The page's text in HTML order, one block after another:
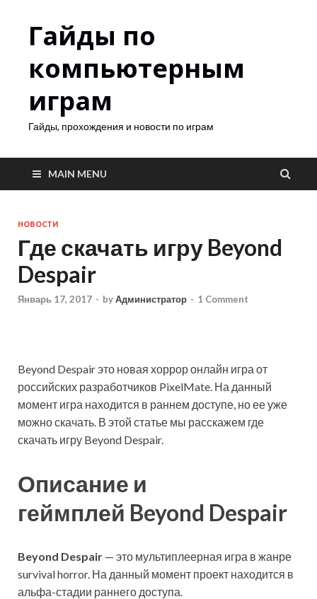
Гайды по
компьютерным
играм
Гайды, прохождения и новости по играм
MAIN MENU
НОВОСТИ
Где скачать игру Beyond
Despair
Январь 17, 2017 - byАдминистратор - 1 Comment
Beyond Despair это новая хоррор онлайн игра от
российских разработчиков PixelMate. На данный
момент игра находится в раннем доступе, но ее уже
можно скачать. В этой статье мы расскажем где
скачать игру Beyond Despair.
Описание и
геймплей Beyond Despair
Beyond Despair — это мультиплеерная игра в жанре
survival horror. На данный момент проект находится в
альфа-стадии раннего доступа.